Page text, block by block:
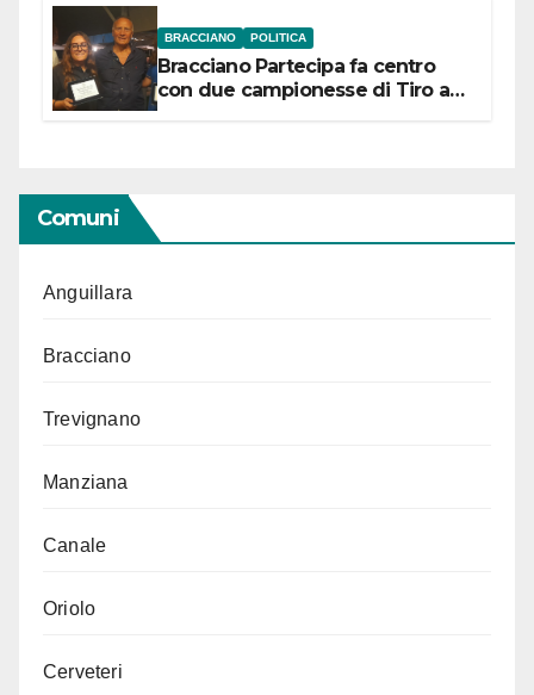
BRACCIANO POLITICA
Bracciano Partecipa fa centro
con due campionesse di Tiro a
Comuni
Anguillara
Bracciano
Trevignano
Manziana
Canale
Oriolo
Cerveteri